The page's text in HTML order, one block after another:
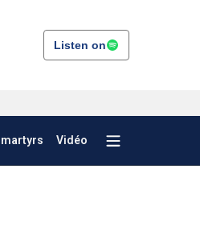
Listen on
Vidéo